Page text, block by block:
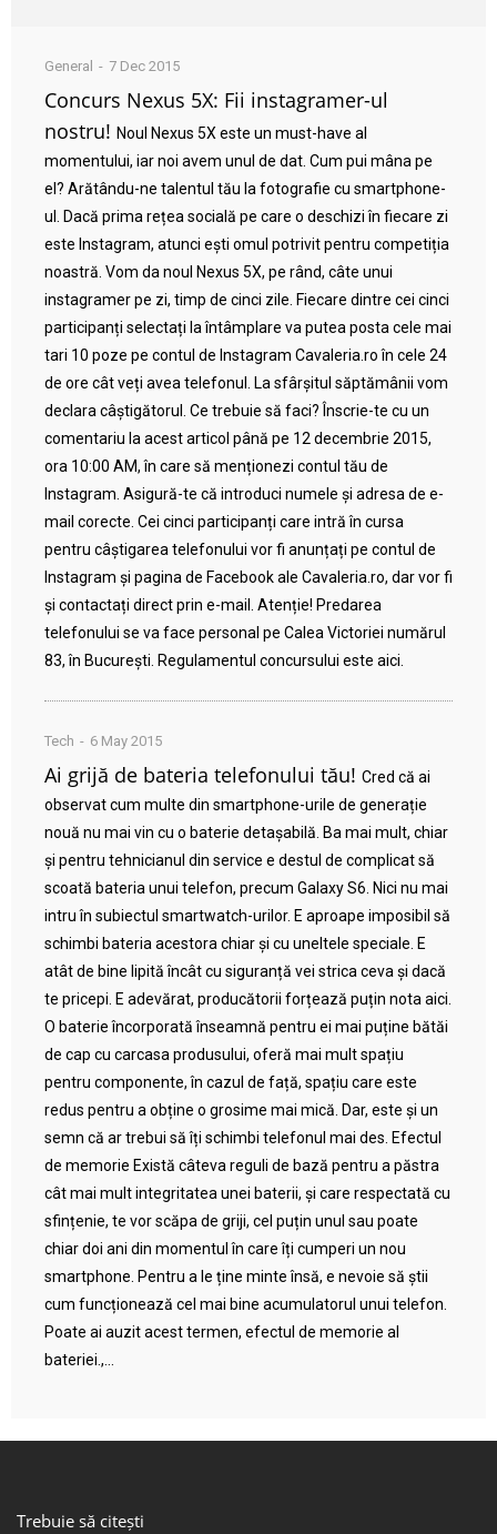
General 7 Dec 2015
Concurs Nexus 5X: Fii instagramer-ul
nostru! Noul Nexus 5X este un must-have al
momentului, iar noi avem unul de dat. Cum pui mâna pe
el? Arătându-ne talentul tău la fotografie cu smartphone-
ul. Dacă prima rețea socială pe care o deschizi în fiecare zi
este Instagram, atunci ești omul potrivit pentru competiția
noastră. Vom da noul Nexus 5X, pe rând, câte unui
instagramer pe zi, timp de cinci zile. Fiecare dintre cei cinci
participanți selectați la întâmplare va putea posta cele mai
tari 10 poze pe contul de Instagram Cavaleria.ro în cele 24
de ore cât veți avea telefonul. La sfârșitul săptămânii vom
declara câștigătorul. Ce trebuie să faci? Înscrie-te cu un
comentariu la acest articol până pe 12 decembrie 2015,
ora 10:00 AM, în care să menționezi contul tău de
Instagram. Asigură-te că introduci numele și adresa de e-
mail corecte. Cei cinci participanți care intră în cursa
pentru câștigarea telefonului vor fi anunțați pe contul de
Instagram și pagina de Facebook ale Cavaleria.ro, dar vor fi
și contactați direct prin e-mail. Atenție! Predarea
telefonului se va face personal pe Calea Victoriei numărul
83, în București. Regulamentul concursului este aici.
Tech 6 May 2015
Ai grijă de bateria telefonului tău! Cred că ai
observat cum multe din smartphone-urile de generație
nouă nu mai vin cu o baterie detașabilă. Ba mai mult, chiar
și pentru tehnicianul din service e destul de complicat să
scoată bateria unui telefon, precum Galaxy S6. Nici nu mai
intru în subiectul smartwatch-urilor. E aproape imposibil să
schimbi bateria acestora chiar și cu uneltele speciale. E
atât de bine lipită încât cu siguranță vei strica ceva și dacă
te pricepi. E adevărat, producătorii forțează puțin nota aici.
O baterie încorporată înseamnă pentru ei mai puține bătăi
de cap cu carcasa produsului, oferă mai mult spațiu
pentru componente, în cazul de față, spațiu care este
redus pentru a obține o grosime mai mică. Dar, este și un
semn că ar trebui să îți schimbi telefonul mai des. Efectul
de memorie Există câteva reguli de bază pentru a păstra
cât mai mult integritatea unei baterii, și care respectată cu
sfințenie, te vor scăpa de griji, cel puțin unul sau poate
chiar doi ani din momentul în care îți cumperi un nou
smartphone. Pentru a le ține minte însă, e nevoie să știi
cum funcționează cel mai bine acumulatorul unui telefon.
Poate ai auzit acest termen, efectul de memorie al
bateriei.,...
Trebuie să citești